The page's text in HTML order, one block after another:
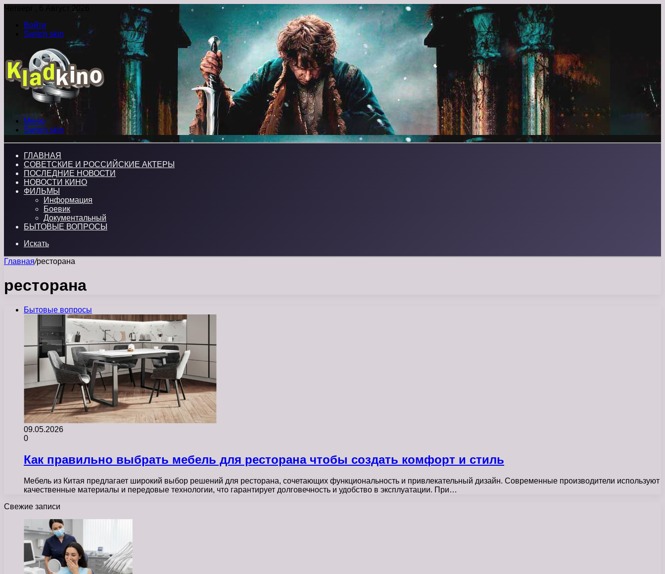
Четверг , 6 Август 2026
Войти
Switch skin
Меню
Switch skin
ГЛАВНАЯ
СОВЕТСКИЕ И РОССИЙСКИЕ АКТЕРЫ
ПОСЛЕДНИЕ НОВОСТИ
НОВОСТИ КИНО
ФИЛЬМЫ
Информация
Боевик
Документальный
БЫТОВЫЕ ВОПРОСЫ
Искать
Главная/ресторана
ресторана
Бытовые вопросы
09.05.2026
0
Как правильно выбрать мебель для ресторана чтобы создать комфорт и стиль
Мебель из Китая предлагает широкий выбор решений для ресторана, сочетающих функциональность и привлекательный дизайн. Современные производители используют
качественные материалы и передовые технологии, что гарантирует долговечность и удобство в эксплуатации. При…
Свежие записи